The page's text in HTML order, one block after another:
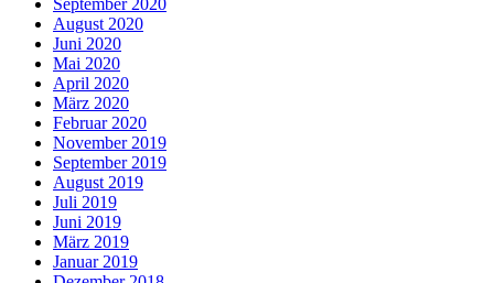
September 2020
August 2020
Juni 2020
Mai 2020
April 2020
März 2020
Februar 2020
November 2019
September 2019
August 2019
Juli 2019
Juni 2019
März 2019
Januar 2019